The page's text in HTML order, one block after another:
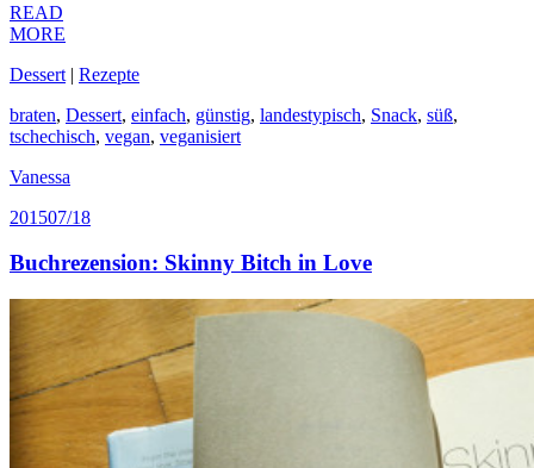
READ
MORE
Dessert | Rezepte
braten, Dessert, einfach, günstig, landestypisch, Snack, süß,
tschechisch, vegan, veganisiert
Vanessa
201507/18
Buchrezension: Skinny Bitch in Love